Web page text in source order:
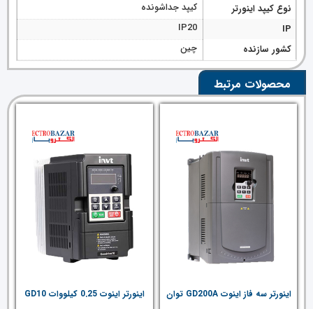
نوع کیپد اینورتر
کیپد جداشونده
IP
IP20
کشور سازنده
چین
محصولات مرتبط
اینورتر سه فاز اینوت GD200A توان
اینورتر اینوت 0.25 کیلووات GD10